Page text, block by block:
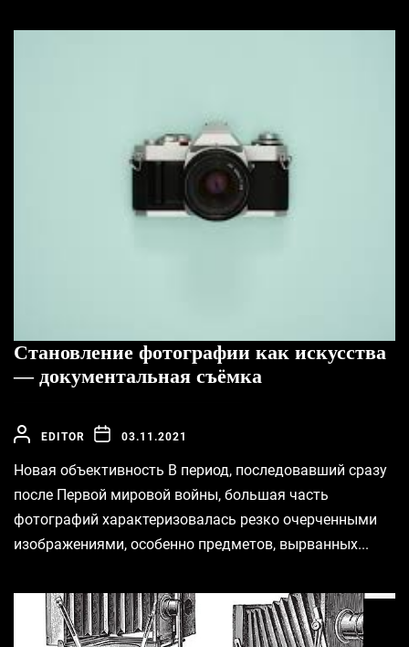
Становление фотографии как искусства
— документальная съёмка
EDITOR 03.11.2021
Новая объективность В период, последовавший сразу
после Первой мировой войны, большая часть
фотографий характеризовалась резко очерченными
изображениями, особенно предметов, вырванных...